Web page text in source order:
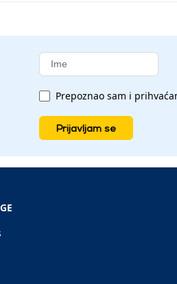
Prepoznao sam i
Prijavljam se